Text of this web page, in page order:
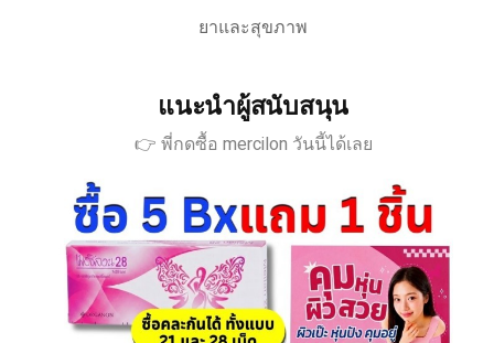
ยาและสุขภาพ
แนะนำผู้สนับสนุน
👉 พี่กดซื้อ mercilon วันนี้ได้เลย